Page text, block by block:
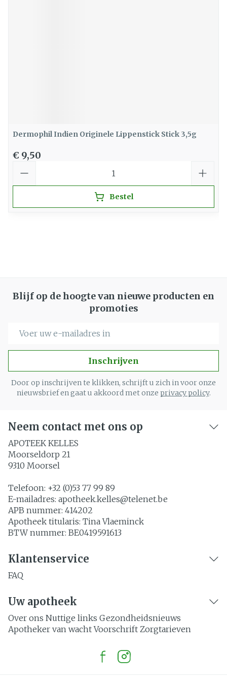
Dermophil Indien Originele Lippenstick Stick 3,5g
€ 9,50
Bestel
Blijf op de hoogte van nieuwe producten en
promoties
Inschrijven
Door op inschrijven te klikken, schrijft u zich in voor onze
nieuwsbrief en gaat u akkoord met onze privacy policy.
Neem contact met ons op
APOTEEK KELLES
Moorseldorp 21
9310 Moorsel
Telefoon: +32 (0)53 77 99 89
E-mailadres: apotheek.kelles@telenet.be
APB nummer: 414202
Apotheek titularis: Tina Vlaeminck
BTW nummer: BE0419591613
Klantenservice
FAQ
Uw apotheek
Over ons Nuttige links Gezondheidsnieuws
Apotheker van wacht Voorschrift Zorgtarieven